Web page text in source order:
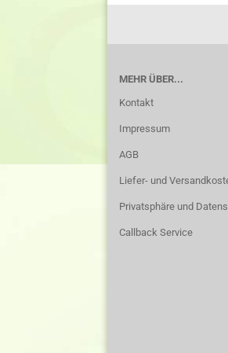
MEHR ÜBER...
Kontakt
Impressum
AGB
Liefer- und
Privatsphäre und
Callback Service